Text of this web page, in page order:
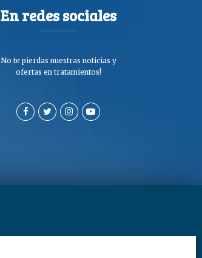
En redes sociales
No te pierdas nuestras noticias y
ofertas en tratamientos!